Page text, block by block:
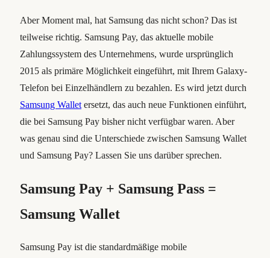
Aber Moment mal, hat Samsung das nicht schon? Das ist
teilweise richtig. Samsung Pay, das aktuelle mobile
Zahlungssystem des Unternehmens, wurde ursprünglich
2015 als primäre Möglichkeit eingeführt, mit Ihrem Galaxy-
Telefon bei Einzelhändlern zu bezahlen. Es wird jetzt durch
Samsung Walletersetzt, das auch neue Funktionen einführt,
die bei Samsung Pay bisher nicht verfügbar waren. Aber
was genau sind die Unterschiede zwischen Samsung Wallet
und Samsung Pay? Lassen Sie uns darüber sprechen.
Samsung Pay + Samsung Pass =
Samsung Wallet
Samsung Pay ist die standardmäßige mobile